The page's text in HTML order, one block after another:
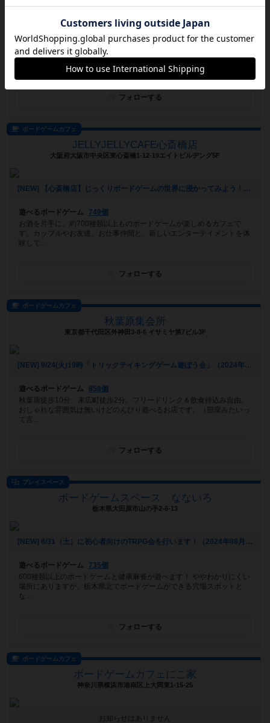
遊べるボードゲーム 1420個
プレイスペースで遊んで気に入ったゲームを購入することも出来ます！
フォローする
ボードゲームカフェ
JELLYJELLYCAFE心斎橋店
大阪府大阪市中央区東心斎橋1-12-19エイトビルヂング5F
[NEW] 【心斎橋店】じっくりボードゲームの世界に浸かってみよう！平日重ゲー会【テラフォーミング・マーズ】（2024年08月28日 13時22分）
遊べるボードゲーム
749個
お酒を片手に、約700種類以上ものボードゲームが楽しめるカフェで
す。カップルやお友達、お仕事仲間と、新しいエンターテイメントを体
験して...
フォローする
ボードゲームカフェ
秋葉原集会所
東京都千代田区外神田3-8-6 イサミヤ第7ビル3F
[NEW] 9/24(火)19時「トリックテイキングゲーム遊ぼう会」（2024年08月26日 17時22分）
遊べるボードゲーム
858個
秋葉原徒歩10分、末広町徒歩2分。フリードリンク＆飲食持込み自由。
おしゃれな雰囲気は無いけどのんびり遊べるお店です。（部室みたいっ
て言...
フォローする
プレイスペース
ボードゲームスペース なないろ
栃木県大田原市山の手2-6-13
[NEW] 8/31（土）に初心者向けのTRPG会を行います！（2024年08月18日 19時00分）
遊べるボードゲーム
735個
600種類以上のボードゲームと健康麻雀が遊べます！ ややわかりにくい
場所にありますが、栃木県北でボードゲームができる穴場スポットと
な...
フォローする
ボードゲームカフェ
ボードゲームカフェにこ家
神奈川県横浜市港南区上大岡東1-15-25
お知らせはありません